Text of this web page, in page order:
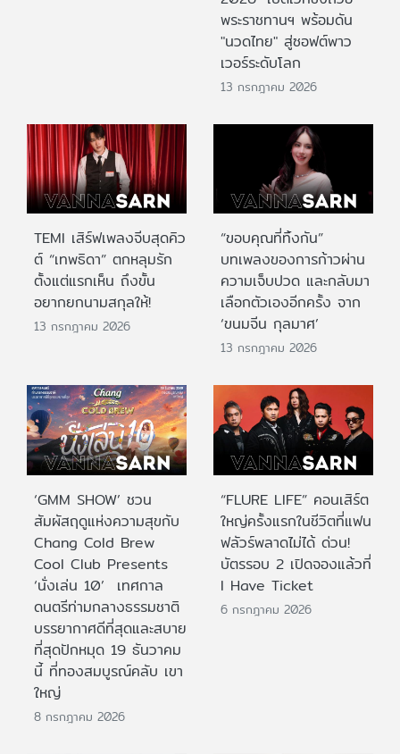
พระราชทานฯ พร้อมดัน
"นวดไทย" สู่ซอฟต์พาว
เวอร์ระดับโลก
13 กรกฎาคม 2026
TEMI เสิร์ฟเพลงจีบสุดคิว
ต์ “เทพธิดา” ตกหลุมรัก
ตั้งแต่แรกเห็น ถึงขั้น
อยากยกนามสกุลให้!
13 กรกฎาคม 2026
“ขอบคุณที่ทิ้งกัน”
บทเพลงของการก้าวผ่าน
ความเจ็บปวด และกลับมา
เลือกตัวเองอีกครั้ง จาก
‘ขนมจีน กุลมาศ’
13 กรกฎาคม 2026
‘GMM SHOW’ ชวน
สัมผัสฤดูแห่งความสุขกับ
Chang Cold Brew
Cool Club Presents
‘นั่งเล่น 10’ เทศกาล
ดนตรีท่ามกลางธรรมชาติ
บรรยากาศดีที่สุดและสบาย
ที่สุดปักหมุด 19 ธันวาคม
นี้ ที่ทองสมบูรณ์คลับ เขา
ใหญ่
8 กรกฎาคม 2026
“FLURE LIFE” คอนเสิร์ต
ใหญ่ครั้งแรกในชีวิตที่แฟน
ฟลัวร์พลาดไม่ได้ ด่วน!
บัตรรอบ 2 เปิดจองแล้วที่
I Have Ticket
6 กรกฎาคม 2026